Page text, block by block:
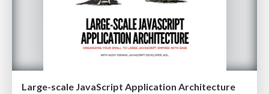
Large-scale JavaScript Application Architecture